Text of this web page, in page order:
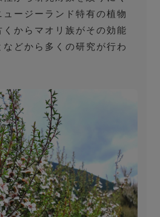
ージーランド特有の植物
くからマオリ族がその効能
どから多くの研究が行わ